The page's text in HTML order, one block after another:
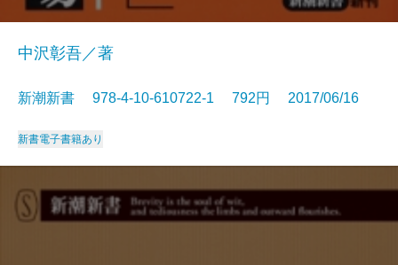
中沢彰吾／著
新潮新書 978-4-10-610722-1 792円 2017/06/16
新書電子書籍あり